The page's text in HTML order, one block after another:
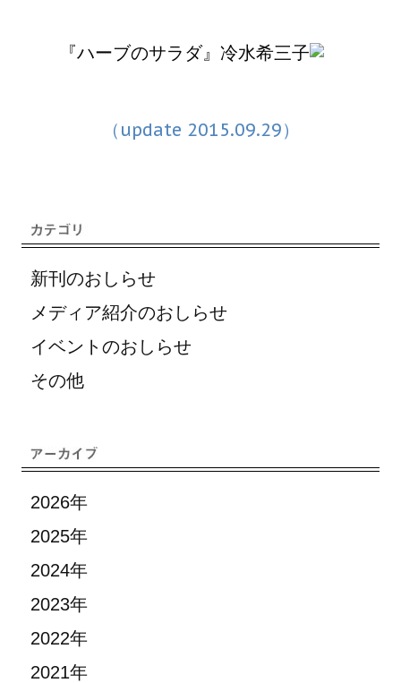
『ハーブのサラダ』冷水希三子
（update 2015.09.29）
新刊のおしらせ
メディア紹介のおしらせ
イベントのおしらせ
その他
2026年
2025年
2024年
2023年
2022年
2021年